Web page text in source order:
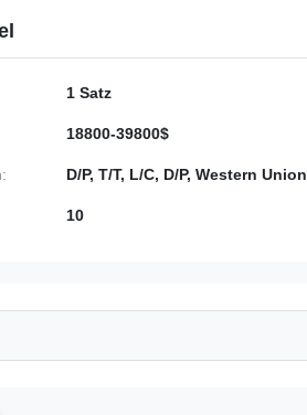
1 Satz
18800-39800$
D/P, T/T, L/C, D/P, Western Union
10